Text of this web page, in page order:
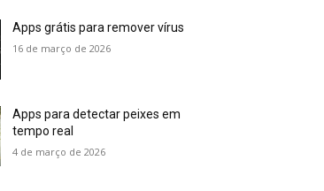
Apps grátis para remover vírus
16 de março de 2026
Apps para detectar peixes em
tempo real
4 de março de 2026